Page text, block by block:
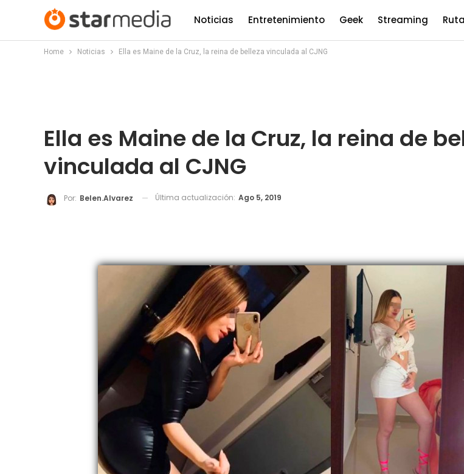
Noticias Entretenimiento Geek Streaming
Home Noticias Ella es Maine de la Cruz, la reina de belleza vinculada al CJNG
Ella es Maine de la Cruz, la reina de
vinculada al CJNG
Por: Belen.alvarez Última actualización: Ago 5, 2019